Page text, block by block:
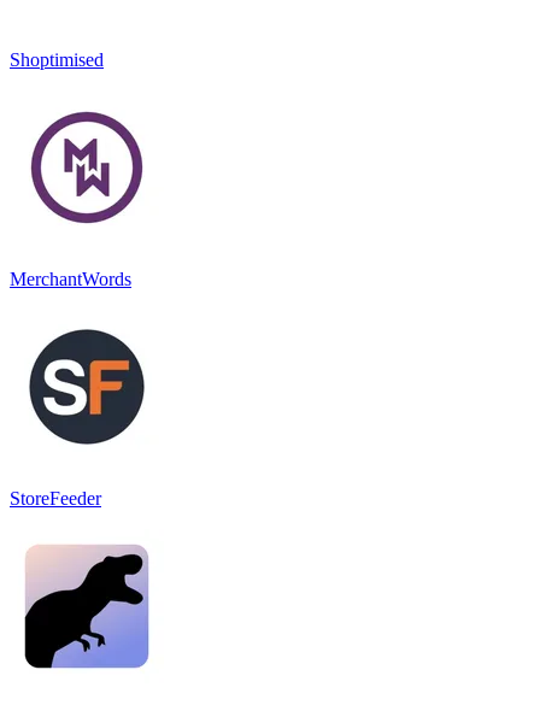
Shoptimised
MerchantWords
StoreFeeder